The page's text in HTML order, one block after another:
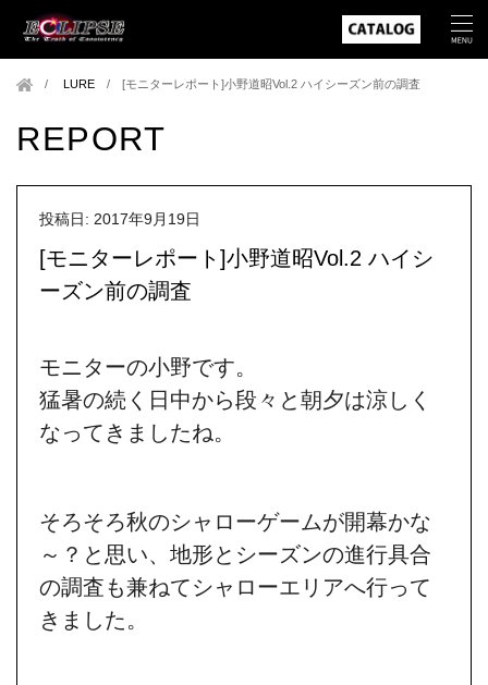
LURE /[モニターレポート]小野道昭Vol.2 ハイシーズン前の調査
REPORT
投稿日: 2017年9月19日
[モニターレポート]小野道昭Vol.2 ハイシ
ーズン前の調査
モニターの小野です。
猛暑の続く日中から段々と朝夕は涼しく
なってきましたね。
そろそろ秋のシャローゲームが開幕かな
～？と思い、地形とシーズンの進行具合
の調査も兼ねてシャローエリアへ行って
きました。